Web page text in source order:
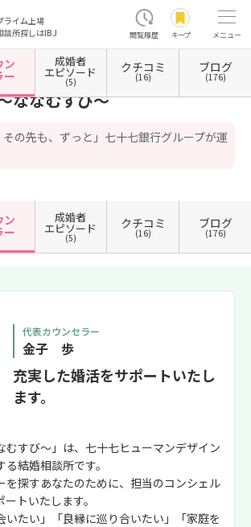
ライム上場
談所探しはIBJ
閲覧履歴 キープ メニュー
所 宮城県仙台市 ７７結び～ななむすび～ カウンセラー一覧
ななむすび～
の先も、ずっと」七十七銀行グループが運
ン
ー
成婚者
エピソード
(5)
クチコミ
(16)
ブログ
(176)
ン
ー
成婚者
エピソード
(5)
クチコミ
(16)
ブログ
(176)
代表カウンセラー
金子 歩
充実した婚活をサポートいたし
ます。
むすび～」は、七十七ヒューマンデザイン
結婚相談所です。
を探すあなたのために、担当のコンシェル
トいたします。
いたい」「良縁に巡り合いたい」「家庭を